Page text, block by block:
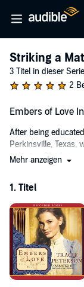
Striking a
3 Titel in dieser Serie
2
Embers of Love
After being
Perkinsville, Texas,
industry. She
brother and friend
Deborah meets
quickly realizes
science than the
is caught between
her family. And in
himself. Are her
teach her?
Mehr anzeigen
1. Titel